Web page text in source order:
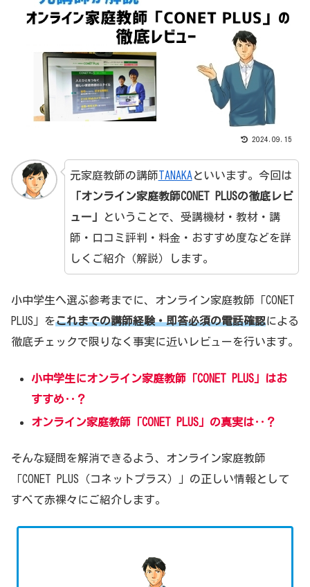
2024.09.15
元家庭教師の講師TANAKA といいます。今回は
「オンライン家庭教師CONET PLUSの徹底レビ
ュー
ということで、受講機材・教材・講
師・口コミ評判・料金・おすすめ度などを詳
しくご紹介（解説）します。
小中学生へ選ぶ参考までに、オンライン家庭教師「CONET
PLUS」をこれまでの講師経験・即答必須の電話確認による
徹底チェックで限りなく事実に近いレビューを行います。
小中学生にオンライン家庭教師「CONET PLUS」はお
すすめ‥？
オンライン家庭教師「CONET PLUS」の真実は‥？
そんな疑問を解消できるよう、オンライン家庭教師
「CONET PLUS（コネットプラス）」の正しい情報として
すべて赤裸々にご紹介します。